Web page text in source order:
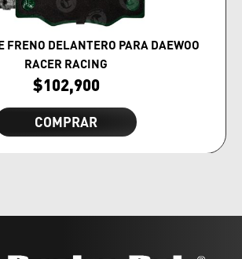
FRENO DELANTERO PARA DAEWOO
RACER RACING
$102,900
COMPRAR